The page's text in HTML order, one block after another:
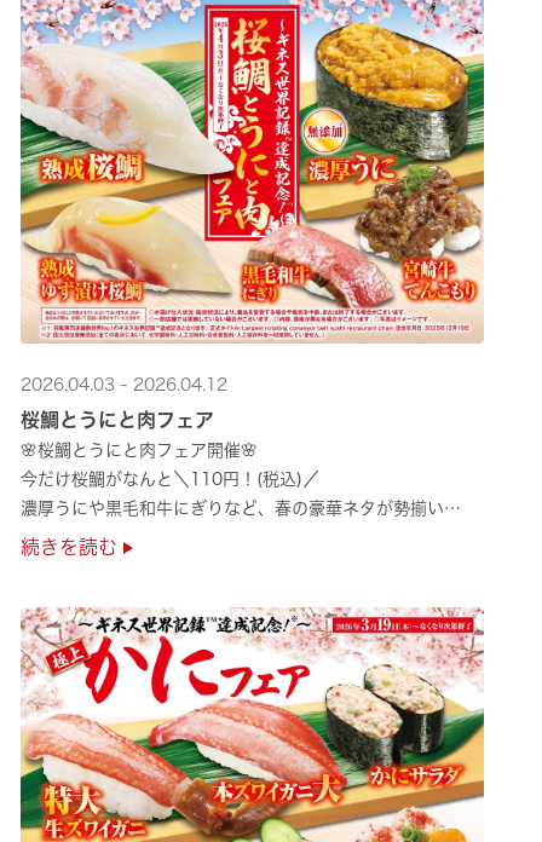
是非お越しください✨
2026.04.03 - 2026.04.12
桜鯛とうにと肉フェア
🌸桜鯛とうにと肉フェア開催🌸
今だけ桜鯛がなんと＼110円！(税込)／
濃厚うにや黒毛和牛にぎりなど、春の豪華ネタが勢揃い
是非お越しください✨
続きを読む